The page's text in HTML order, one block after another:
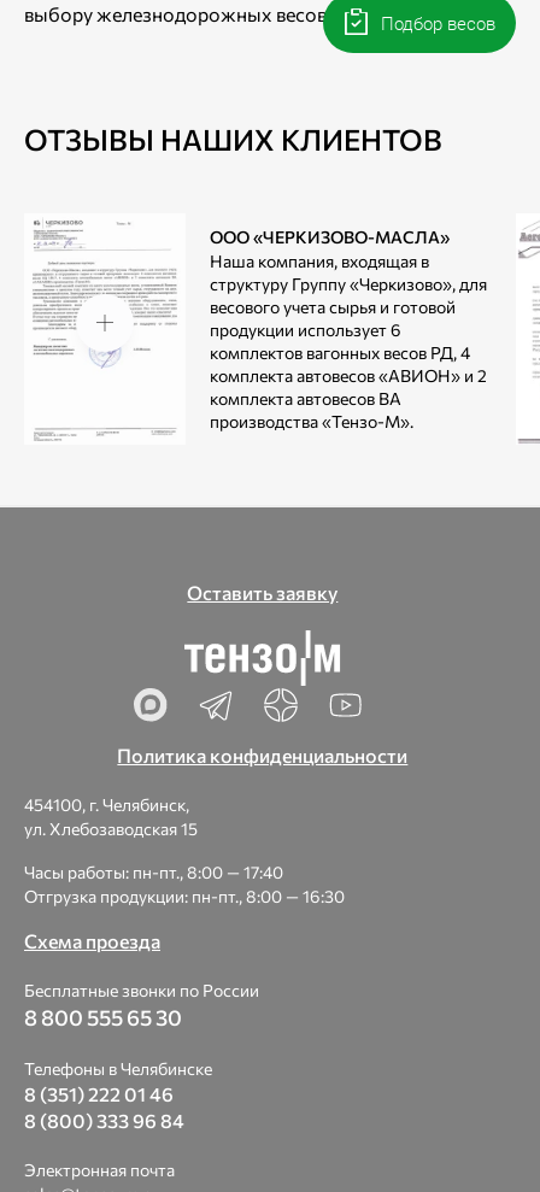
выбору железнодорожных весов.
ОТЗЫВЫ НАШИХ КЛИЕНТОВ
ООО «ЧЕРКИЗОВО-МАСЛА»
Наша компания, входящая в
структуру Группу «Черкизово», для
весового учета сырья и готовой
продукции использует 6
комплектов вагонных весов РД, 4
комплекта автовесов «АВИОН» и 2
комплекта автовесов ВА
производства «Тензо-М».
Оставить заявку
Политика конфиденциальности
454100, г. Челябинск,
ул. Хлебозаводская 15
Часы работы: пн-пт., 8:00 — 17:40
Отгрузка продукции: пн-пт., 8:00 — 16:30
Схема проезда
Бесплатные звонки по России
8 800 555 65 30
Телефоны в Челябинске
8 (351) 222 01 46
8 (800) 333 96 84
Электронная почта
Подбор весов